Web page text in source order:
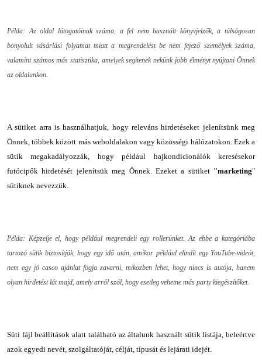
Példa: Az oldal látogatóinak száma, a fel nem használt könyvjelzők, a túlságosan
bonyolult vásárlási folyamat miatt a megrendelést be nem fejező személyek száma,
valamint számos más statisztika, amelyek segítenek nekünk jobb élményt nyújtani Önnek
az oldalunkon.
A sütiket arra is használhatjuk, hogy releváns hirdetéseket jelenítsünk meg
Önnek, többek között más weboldalakon vagy közösségi hálózatokon. Ezek a
sütik megakadályozzák, hogy például hajkondicionálók keresésekor
futócipők hirdetését jelenítsük meg Önnek. Ezeket a sütiket "marketing"
sütiknek nevezzük.
Példa: Képzelje el, hogy például megrendeli egy rollerünket. Az ebbe a kategóriába
tartozó sütik biztosítják, hogy egy idő után, amikor például elindít egy YouTube-videót,
nem egy jó casco ajánlat fogja zavarni, miközben lehet, hogy nincs is autója, hanem
olyan hirdetést lát majd, amely arról szól, hogy esetleg vehetne más party kiegészítőket.
Süti fájl beállításokalatt található az általunk használt sütik listája, beleértve
azok egyedi nevét, szolgáltatóját, célját, típusát és lejárati idejét.